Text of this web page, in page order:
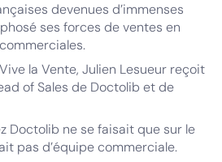
devenues d’immenses
ses forces de ventes en
la Vente, Julien Lesueur reçoit
of Sales de Doctolib et de
Doctolib ne se faisait que sur le
pas d’équipe commerciale.